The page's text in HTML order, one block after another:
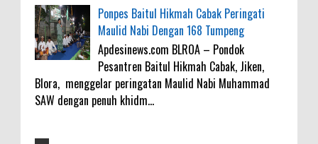
Ponpes Baitul Hikmah Cabak Peringati
Maulid Nabi Dengan 168 Tumpeng
Apdesinews.com BLROA – Pondok
Pesantren Baitul Hikmah Cabak, Jiken,
Blora, menggelar peringatan Maulid Nabi Muhammad
SAW dengan penuh khidm...